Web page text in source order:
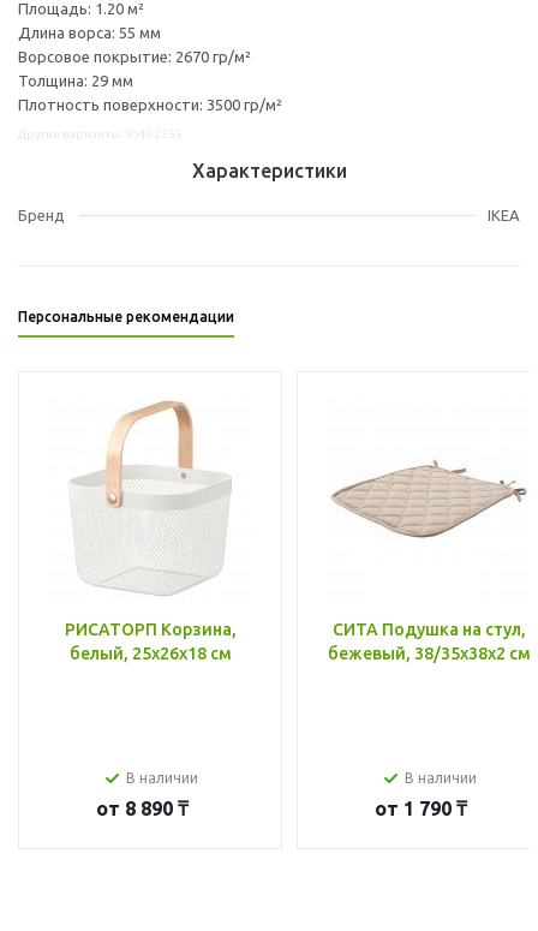
Площадь: 1.20 м²
Длина ворса: 55 мм
Ворсовое покрытие: 2670 гр/м²
Толщина: 29 мм
Плотность поверхности: 3500 гр/м²
Характеристики
Бренд IKEA
Персональные рекомендации
РИСАТОРП Корзина,
белый, 25x26x18 см
В наличии
от 8 890 ₸
СИТА Подушка на стул,
бежевый, 38/35x38x2 см
В наличии
от 1 790 ₸